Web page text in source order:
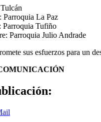
Parroquia La Paz
Parroquia Tufiño
Parroquia Julio Andrade
sus esfuerzos para un